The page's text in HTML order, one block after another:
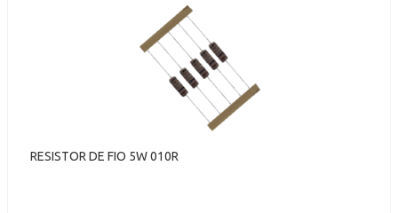
RESISTOR DE FIO 5W 010R